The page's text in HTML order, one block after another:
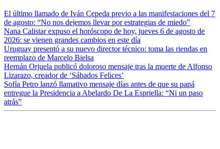
El último llamado de Iván Cepeda previo a las manifestaciones del 7
de agosto: “No nos dejemos llevar por estrategias de miedo”
Nana Calistar expuso el horóscopo de hoy, jueves 6 de agosto de
2026: se vienen grandes cambios en este día
Uruguay presentó a su nuevo director técnico: toma las riendas en
reemplazo de Marcelo Bielsa
Hernán Orjuela publicó doloroso mensaje tras la muerte de Alfonso
Lizarazo, creador de ‘Sábados Felices’
Sofía Petro lanzó llamativo mensaje días antes de que su papá
entregue la Presidencia a Abelardo De La Espriella: “Ni un paso
atrás”